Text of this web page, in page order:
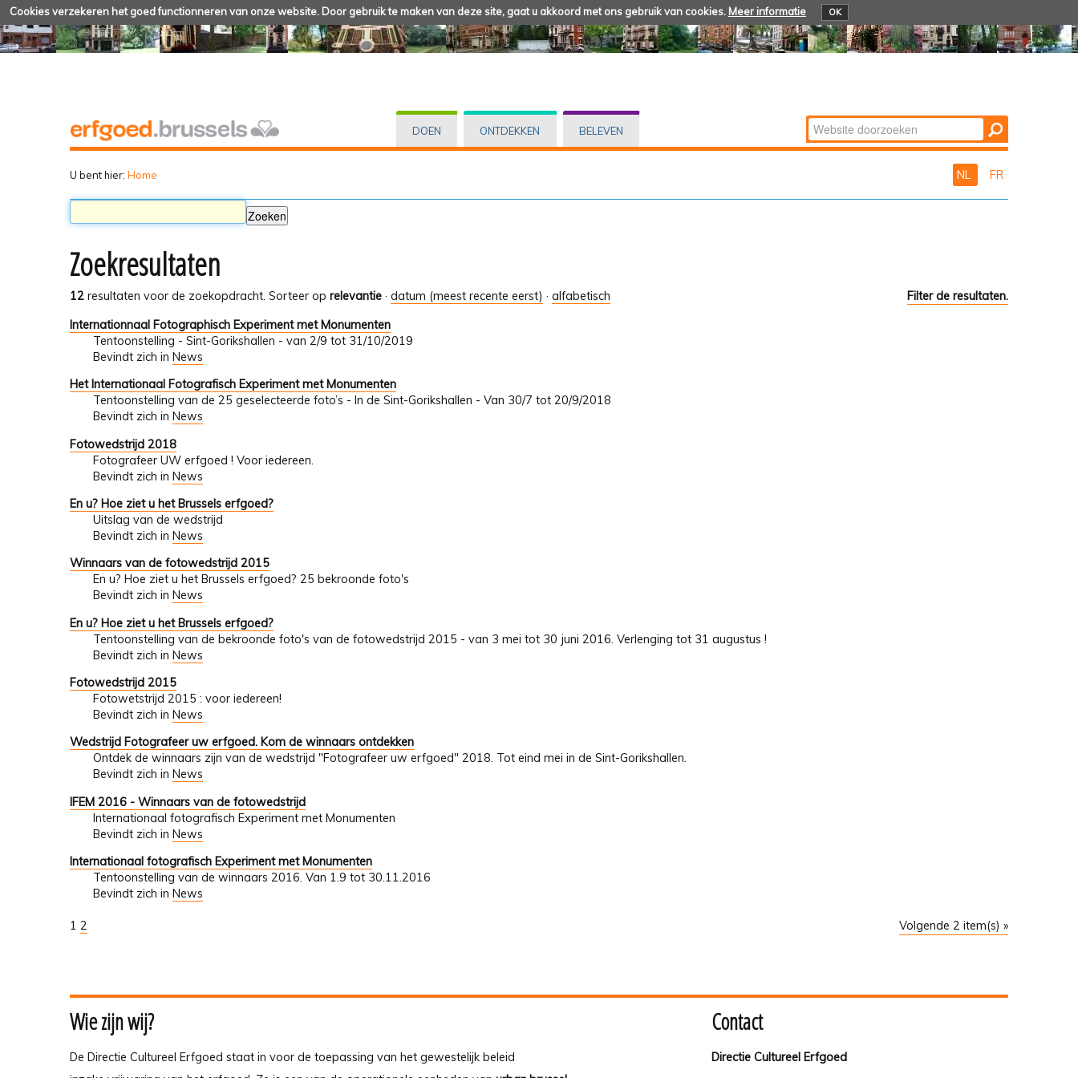
Cookies verzekeren het goed functionneren van onze website. Door gebruik te maken van deze site, gaat u akkoord met ons gebruik van cookies. Meer informatie OK
DOEN ONTDEKKEN BELEVEN Zoek
Geavanceerd
U bent hier: Home NL FR
Zoekresultaten
12 resultaten voor de zoekopdracht. Filter de resultaten.
Sorteer op relevantie · datum (meest recente eerst) · alfabetisch
Internationnaal Fotographisch Experiment met Monumenten
Tentoonstelling - Sint-Gorikshallen - van 2/9 tot 31/10/2019
Bevindt zich in News
Het Internationaal Fotografisch Experiment met Monumenten
Tentoonstelling van de 25 geselecteerde foto’s - In de Sint-Gorikshallen - Van 30/7 tot 20/9/2018
Bevindt zich in News
Fotowedstrijd 2018
Fotografeer UW erfgoed ! Voor iedereen.
Bevindt zich in News
En u? Hoe ziet u het Brussels erfgoed?
Uitslag van de wedstrijd
Bevindt zich in News
Winnaars van de fotowedstrijd 2015
En u? Hoe ziet u het Brussels erfgoed? 25 bekroonde foto's
Bevindt zich in News
En u? Hoe ziet u het Brussels erfgoed?
Tentoonstelling van de bekroonde foto's van de fotowedstrijd 2015 - van 3 mei tot 30 juni 2016. Verlenging tot 31 augustus !
Bevindt zich in News
Fotowedstrijd 2015
Fotowetstrijd 2015 : voor iedereen!
Bevindt zich in News
Wedstrijd Fotografeer uw erfgoed. Kom de winnaars ontdekken
Ontdek de winnaars zijn van de wedstrijd "Fotografeer uw erfgoed" 2018. Tot eind mei in de Sint-Gorikshallen.
Bevindt zich in News
IFEM 2016 - Winnaars van de fotowedstrijd
Internationaal fotografisch Experiment met Monumenten
Bevindt zich in News
Internationaal fotografisch Experiment met Monumenten
Tentoonstelling van de winnaars 2016. Van 1.9 tot 30.11.2016
Bevindt zich in News
Volgende 2 item(s) »
1 2
Wie zijn wij?
De Directie Cultureel Erfgoed staat in voor de toepassing van het gewestelijk beleid
Contact
Directie Cultureel Erfgoed